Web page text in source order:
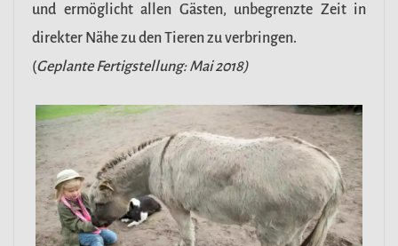
und ermöglicht allen Gästen, unbegrenzte Zeit in
direkter Nähe zu den Tieren zu verbringen.
(Geplante Fertigstellung: Mai 2018)